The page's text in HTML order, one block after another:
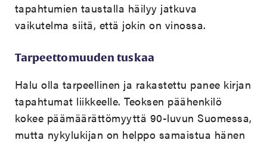
tapahtumien taustalla häilyy jatkuva
vaikutelma siitä, että jokin on vinossa.
Tarpeettomuuden tuskaa
Halu olla tarpeellinen ja rakastettu panee kirjan
tapahtumat liikkeelle. Teoksen päähenkilö
kokee päämäärättömyyttä 90-luvun Suomessa,
mutta nykylukijan on helppo samaistua hänen